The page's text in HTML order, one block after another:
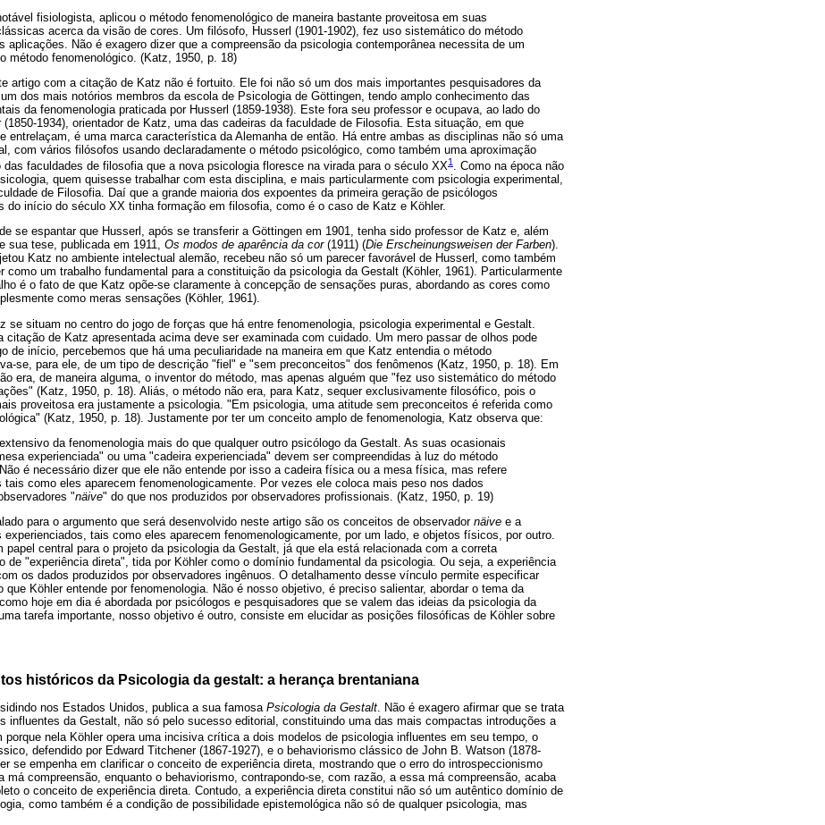
fisiologista, aplicou o método fenomenológico de maneira bastante proveitosa em suas
acerca da visão de cores. Um filósofo, Husserl (1901-1902), fez uso sistemático do método
aplicações. Não é exagero dizer que a compreensão da psicologia contemporânea necessita de um
método fenomenológico. (Katz, 1950, p. 18)
artigo com a citação de Katz não é fortuito. Ele foi não só um dos mais importantes pesquisadores da
dos mais notórios membros da escola de Psicologia de Göttingen, tendo amplo conhecimento das
da fenomenologia praticada por Husserl (1859-1938). Este fora seu professor e ocupava, ao lado do
1934), orientador de Katz, uma das cadeiras da faculdade de Filosofia. Esta situação, em que
entrelaçam, é uma marca característica da Alemanha de então. Há entre ambas as disciplinas não só uma
com vários filósofos usando declaradamente o método psicológico, como também uma aproximação
faculdades de filosofia que a nova psicologia floresce na virada para o século XX1 . Como na época não
quem quisesse trabalhar com esta disciplina, e mais particularmente com psicologia experimental,
de Filosofia. Daí que a grande maioria dos expoentes da primeira geração de psicólogos
do início do século XX tinha formação em filosofia, como é o caso de Katz e Köhler.
se espantar que Husserl, após se transferir a Göttingen em 1901, tenha sido professor de Katz e, além
sua tese, publicada em 1911, Os modos de aparência da cor(1911) (Die Erscheinungsweisen der Farben).
Katz no ambiente intelectual alemão, recebeu não só um parecer favorável de Husserl, como também
como um trabalho fundamental para a constituição da psicologia da Gestalt (Köhler, 1961). Particularmente
é o fato de que Katz opõe-se claramente à concepção de sensações puras, abordando as cores como
como meras sensações (Köhler, 1961).
se situam no centro do jogo de forças que há entre fenomenologia, psicologia experimental e Gestalt.
citação de Katz apresentada acima deve ser examinada com cuidado. Um mero passar de olhos pode
de início, percebemos que há uma peculiaridade na maneira em que Katz entendia o método
se, para ele, de um tipo de descrição "fiel" e "sem preconceitos" dos fenômenos (Katz, 1950, p. 18). Em
era, de maneira alguma, o inventor do método, mas apenas alguém que "fez uso sistemático do método
(Katz, 1950, p. 18). Aliás, o método não era, para Katz, sequer exclusivamente filosófico, pois o
proveitosa era justamente a psicologia. "Em psicologia, uma atitude sem preconceitos é referida como
(Katz, 1950, p. 18). Justamente por ter um conceito amplo de fenomenologia, Katz observa que:
da fenomenologia mais do que qualquer outro psicólogo da Gestalt. As suas ocasionais
experienciada" ou uma "cadeira experienciada" devem ser compreendidas à luz do método
é necessário dizer que ele não entende por isso a cadeira física ou a mesa física, mas refere
tais como eles aparecem fenomenologicamente. Por vezes ele coloca mais peso nos dados
"näive" do que nos produzidos por observadores profissionais. (Katz, 1950, p. 19)
para o argumento que será desenvolvido neste artigo são os conceitos de observador näive e a
tais como eles aparecem fenomenologicamente, por um lado, e objetos físicos, por outro.
papel central para o projeto da psicologia da Gestalt, já que ela está relacionada com a correta
de "experiência direta", tida por Köhler como o domínio fundamental da psicologia. Ou seja, a experiência
os dados produzidos por observadores ingênuos. O detalhamento desse vínculo permite especificar
que Köhler entende por fenomenologia. Não é nosso objetivo, é preciso salientar, abordar o tema da
hoje em dia é abordada por psicólogos e pesquisadores que se valem das ideias da psicologia da
tarefa importante, nosso objetivo é outro, consiste em elucidar as posições filosóficas de Köhler sobre
históricos da Psicologia da gestalt: a herança brentaniana
nos Estados Unidos, publica a sua famosa Psicologia da Gestalt . Não é exagero afirmar que se trata
influentes da Gestalt, não só pelo sucesso editorial, constituindo uma das mais compactas introduções a
porque nela Köhler opera uma incisiva crítica a dois modelos de psicologia influentes em seu tempo, o
defendido por Edward Titchener (1867-1927), e o behaviorismo clássico de John B. Watson (1878-
se empenha em clarificar o conceito de experiência direta, mostrando que o erro do introspeccionismo
má compreensão, enquanto o behaviorismo, contrapondo-se, com razão, a essa má compreensão, acaba
o conceito de experiência direta. Contudo, a experiência direta constitui não só um autêntico domínio de
como também é a condição de possibilidade epistemológica não só de qualquer psicologia, mas